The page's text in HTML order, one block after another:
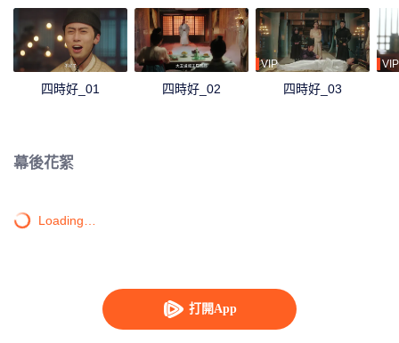
打開App
四時好_01 四時好_02
VIP
四時好_03
VIP
幕後花絮
Loading…